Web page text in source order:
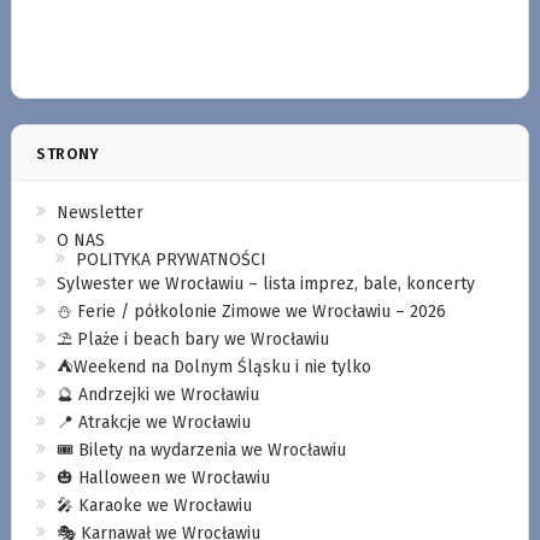
STRONY
Newsletter
O NAS
POLITYKA PRYWATNOŚCI
Sylwester we Wrocławiu – lista imprez, bale, koncerty
⛄️ Ferie / półkolonie Zimowe we Wrocławiu – 2026
⛱️ Plaże i beach bary we Wrocławiu
⛺️Weekend na Dolnym Śląsku i nie tylko
🔮 Andrzejki we Wrocławiu
📍 Atrakcje we Wrocławiu
🎟️ Bilety na wydarzenia we Wrocławiu
🎃 Halloween we Wrocławiu
🎤 Karaoke we Wrocławiu
🎭 Karnawał we Wrocławiu